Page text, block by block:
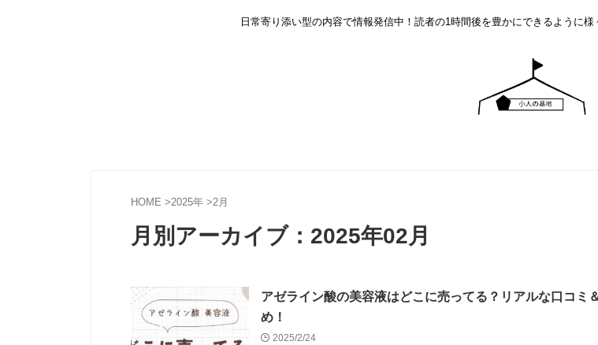
日常寄り添い型の内容で情報発信中！読者の1時間後を豊かにできるように
HOME >2025年 >2月
月別アーカイブ：2025年02月
アゼライン酸の美容液はどこに売ってる？リアルな口コミ
め！
2025/2/24